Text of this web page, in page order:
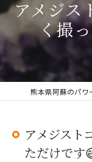
アメジス
く撮
アメジスト
ただけです